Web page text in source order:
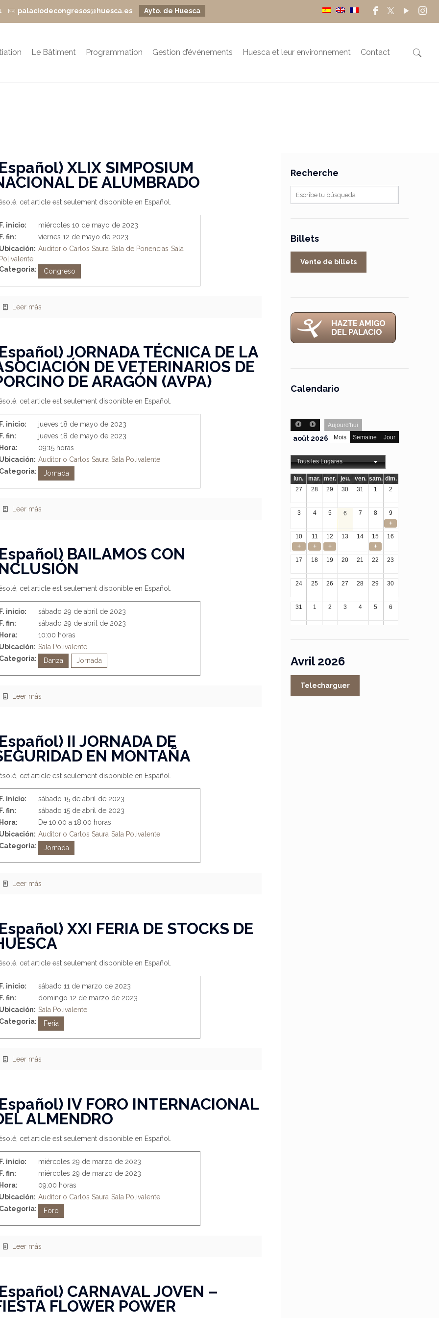
palaciodecongresos@huesca.es Ayto. de Huesca
Le Bâtiment Programmation Gestion d’événements Huesca et leur environnement Contact
XLIX SIMPOSIUM
DE ALUMBRADO
cet article est seulement disponible en Español.
inicio:
miércoles 10 de mayo de 2023
fin:
viernes 12 de mayo de 2023
Auditorio Carlos Saura Sala de Ponencias Sala
Congreso
Leer más
JORNADA TÉCNICA DE LA
DE VETERINARIOS DE
DE ARAGÓN (AVPA)
cet article est seulement disponible en Español.
inicio:
jueves 18 de mayo de 2023
fin:
jueves 18 de mayo de 2023
09:15 horas
Auditorio Carlos Saura Sala Polivalente
Jornada
Leer más
BAILAMOS CON
cet article est seulement disponible en Español.
inicio:
sábado 29 de abril de 2023
fin:
sábado 29 de abril de 2023
10:00 horas
Sala Polivalente
Danza Jornada
Leer más
II JORNADA DE
EN MONTAÑA
cet article est seulement disponible en Español.
inicio:
sábado 15 de abril de 2023
fin:
sábado 15 de abril de 2023
De 10:00 a 18:00 horas
Auditorio Carlos Saura Sala Polivalente
Jornada
Leer más
XXI FERIA DE STOCKS DE
cet article est seulement disponible en Español.
inicio:
sábado 11 de marzo de 2023
fin:
domingo 12 de marzo de 2023
Sala Polivalente
Feria
Leer más
IV FORO INTERNACIONAL
ALMENDRO
cet article est seulement disponible en Español.
inicio:
miércoles 29 de marzo de 2023
fin:
miércoles 29 de marzo de 2023
09:00 horas
Auditorio Carlos Saura Sala Polivalente
Foro
Leer más
CARNAVAL JOVEN –
FLOWER POWER
Recherche
Billets
Vente de billets
Calendario
Aujourd'hui
Mois
Semaine Jour
août 2026
Tous les Lugares
lun. mar. mer. jeu. ven. sam. dim.
27
28 29 30 31 1 2
3 4 5 6 7 8
9
+
10
11 12 13 14 15
16
+
+ +
+
17
18 19 20 21 22 23
24 25 26 27 28 29 30
31 1 2 3 4 5 6
Avril 2026
Telecharguer